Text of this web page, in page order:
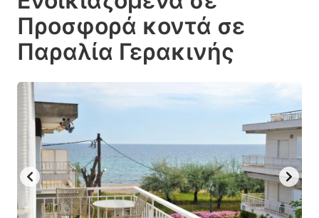
question
mark
key
to
get
the
keyboard
shortcuts
for
the
question
mark
the
keyboard
shortcuts
for
Προσφορά κοντά σε
Παραλία Γερακινής